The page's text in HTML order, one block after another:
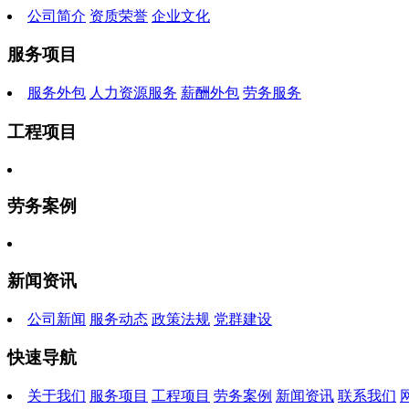
公司简介 资质荣誉 企业文化
服务项目
服务外包 人力资源服务 薪酬外包 劳务服务
工程项目
劳务案例
新闻资讯
公司新闻 服务动态 政策法规 党群建设
快速导航
关于我们 服务项目 工程项目 劳务案例 新闻资讯 联系我们